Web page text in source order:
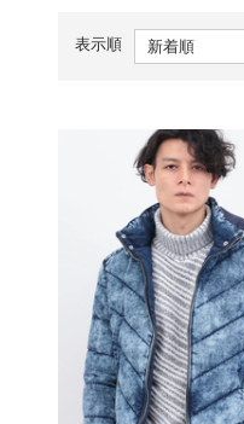
表示順